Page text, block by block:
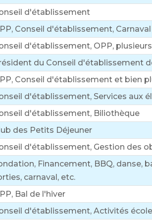
d'établissement
Conseil d'établissement,
d'établissement, OPP,
du Conseil d'établissement
Conseil d'établissement et bien
d'établissement, Services aux
d'établissement, Biliothèque
des Petits Déjeuner
d'établissement, Gestion des
Financement, BBQ, danse,
carnaval, etc.
Bal de l'hiver
d'établissement, Activités